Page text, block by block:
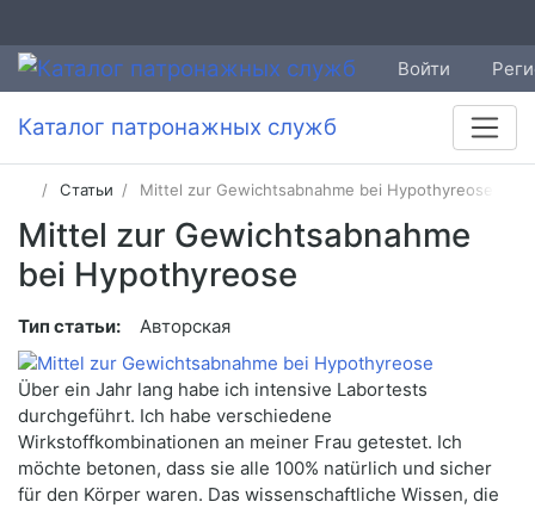
Войти
Каталог патронажных служб
Статьи Mittel zur Gewichtsabnahme bei Hypothyreose
Mittel zur Gewichtsabnahme
bei Hypothyreose
Тип статьи: Авторская
Über ein Jahr lang habe ich intensive Labortests
durchgeführt. Ich habe verschiedene
Wirkstoffkombinationen an meiner Frau getestet. Ich
möchte betonen, dass sie alle 100% natürlich und sicher
für den Körper waren. Das wissenschaftliche Wissen, die